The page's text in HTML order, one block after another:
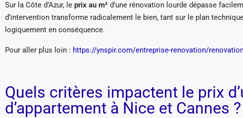
Sur la Côte d’Azur, le prix au m² d’une rénovation lourde dépasse
d’intervention transforme radicalement le bien, tant sur le plan
logiquement en conséquence.
Pour aller plus loin : https://ynspir.com/entreprise-renovation/
Quels critères impactent le prix
d’appartement à Nice et Cannes ?